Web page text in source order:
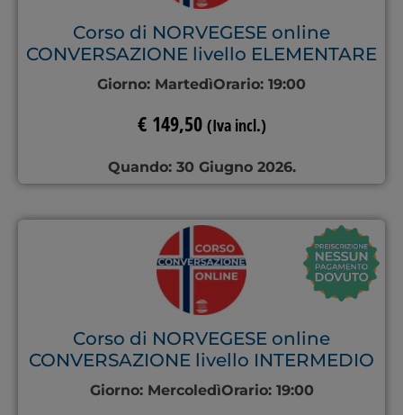
Corso di NORVEGESE online
CONVERSAZIONE livello ELEMENTARE
Giorno: MartedìOrario: 19:00
€149,50 (Iva incl.)
Quando: 30 Giugno 2026.
Corso di NORVEGESE online
CONVERSAZIONE livello INTERMEDIO
Giorno:MercoledìOrario:19:00